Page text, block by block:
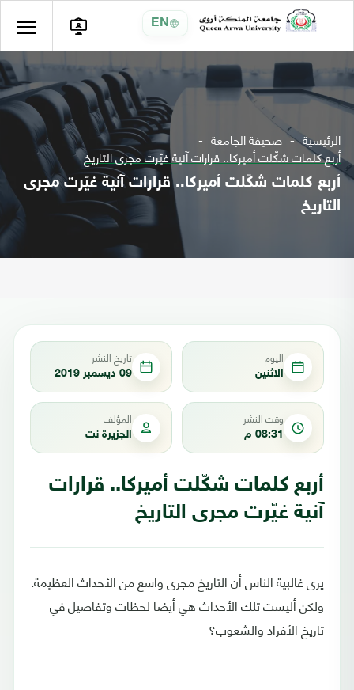
EN
الرئيسية صحيفة الجامعة
أربع كلمات شكّلت أميركا.. قرارات آنية غيّرت مجرى التاريخ
أربع كلمات شكّلت أميركا.. قرارات آنية غيّرت مجرى
التاريخ
اليوم
الاثنين
تاريخ النشر
09 ديسمبر 2019
وقت النشر
08:31 م
المؤلف
الجزيرة نت
أربع كلمات شكّلت أميركا.. قرارات
آنية غيّرت مجرى التاريخ
يرى غالبية الناس أن التاريخ مجرى واسع من الأحداث العظيمة.
ولكن أليست تلك الأحداث هي أيضا لحظات وتفاصيل في
تاريخ الأفراد والشعوب؟